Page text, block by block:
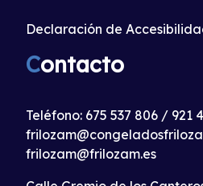
Declaración de
Contacto
Teléfono: 675 537 806 / 921
frilozam@frilozam.es